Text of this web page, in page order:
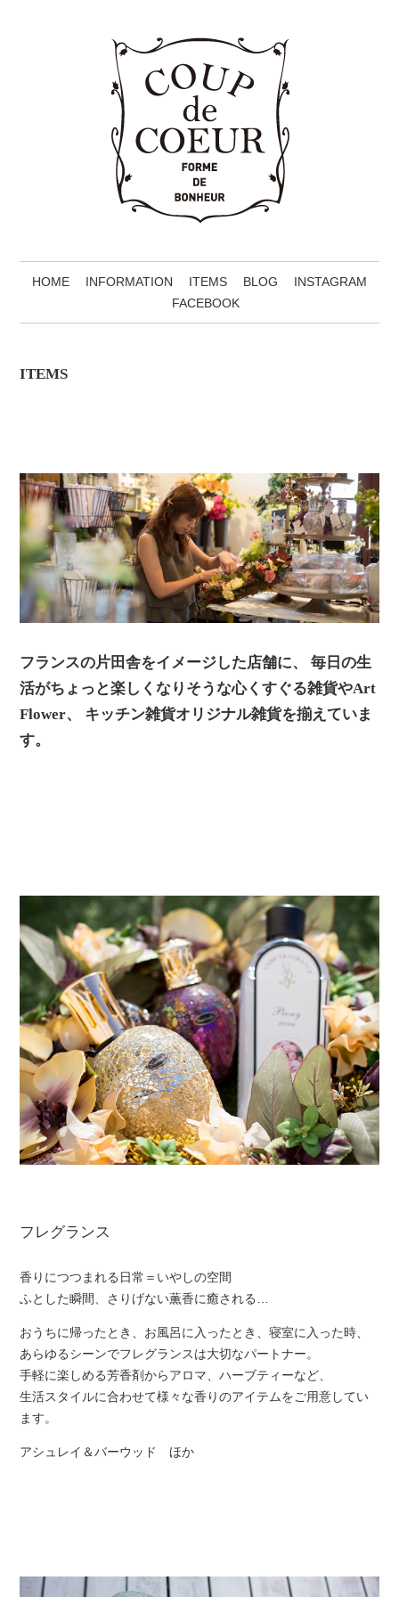
HOME INFORMATION ITEMS BLOG
INSTAGRAM
FACEBOOK
ITEMS
フランスの片田舎をイメージした店舗に、
毎日の生
活がちょっと楽しくなりそうな心くすぐる雑貨やArt
Flower、
キッチン雑貨オリジナル雑貨を揃えていま
す。
フレグランス
香りにつつまれる日常＝いやしの空間
ふとした瞬間、さりげない薫香に癒される…
おうちに帰ったとき、お風呂に入ったとき、寝室に入った時、
あらゆるシーンでフレグランスは大切なパートナー。
手軽に楽しめる芳香剤からアロマ、ハーブティーなど、
生活スタイルに合わせて様々な香りのアイテムをご用意してい
ます。
アシュレイ＆バーウッド ほか